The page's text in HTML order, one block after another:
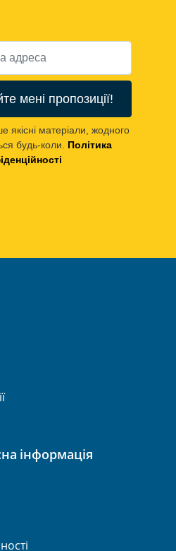
мені пропозиції!
матеріали, жодного
будь-коли.
Політика
інформація